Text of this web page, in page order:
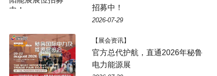
招募中！
2026-07-29
【展会资讯】
官方总代护航，直通2026年秘鲁
电力能源展